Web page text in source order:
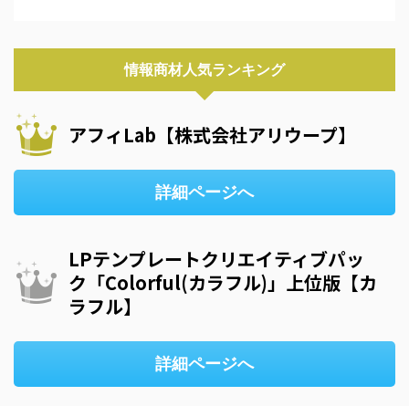
情報商材人気ランキング
アフィLab【株式会社アリウープ】
詳細ページへ
LPテンプレートクリエイティブパッ
ク「Colorful(カラフル)」上位版【カ
ラフル】
詳細ページへ